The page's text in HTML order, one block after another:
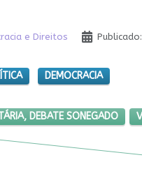
e Direitos
DEMOCRACIA
TRIBUTÁRIA, DEBATE
DEBATE SONEGADO